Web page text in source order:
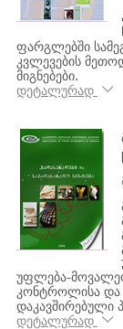
ფარგლებში
კვლევების
მიგნებები.
დეტალურად
უფლება-
კონტროლისა და
დაკავშირებული
დეტალურად